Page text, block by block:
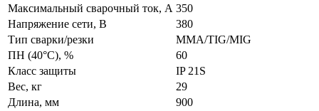
Максимальный сварочный ток, А 350
Напряжение сети, В
380
Тип сварки/резки
MMA/TIG/MIG
ПН (40°C), %
60
Класс защиты
IP 21S
Вес, кг
29
Длина, мм
900